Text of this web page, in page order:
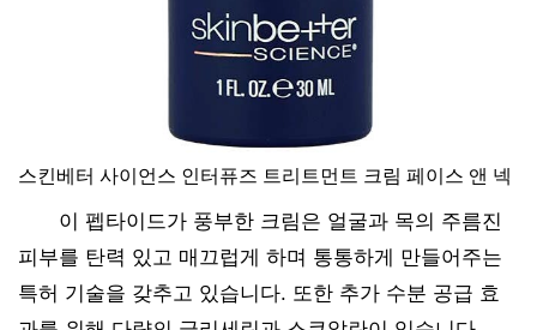
스킨베터 사이언스 인터퓨즈 트리트먼트 크림 페이스 앤 넥
이 펩타이드가 풍부한 크림은 얼굴과 목의 주름진
피부를 탄력 있고 매끄럽게 하며 통통하게 만들어주는
특허 기술을 갖추고 있습니다. 또한 추가 수분 공급 효